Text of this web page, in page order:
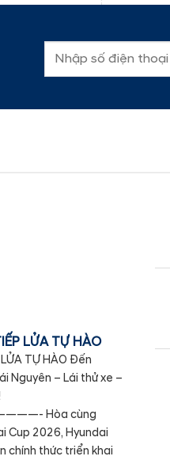
LỬA TỰ HÀO
TỰ HÀO Đến
Nguyên – Lái thử xe –
Hòa cùng
Cup 2026, Hyundai
chính thức triển khai